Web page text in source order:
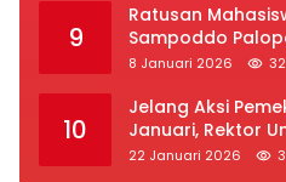
9
Ratusan
Sampoddo
Provinsi Luwu
8 Januari 2026
10
Jelang Aksi
Januari, Rektor
Liburkan
22 Januari 2026